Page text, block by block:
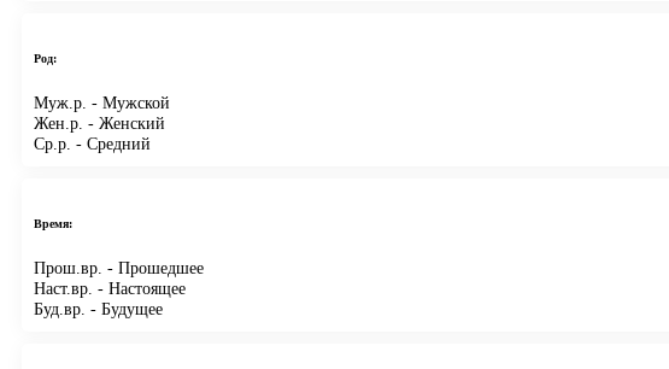
Род:
Муж.р. - Мужской
Жен.р. - Женский
Ср.р. - Средний
Время:
Прош.вр. - Прошедшее
Наст.вр. - Настоящее
Буд.вр. - Будущее